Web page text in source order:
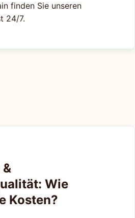
finden Sie unseren
24/7.
Wie
Kosten?